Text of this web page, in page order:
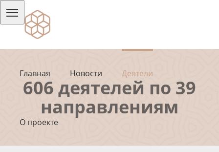
Главная Новости Деятели
О проекте
606 деятелей по 39
направлениям